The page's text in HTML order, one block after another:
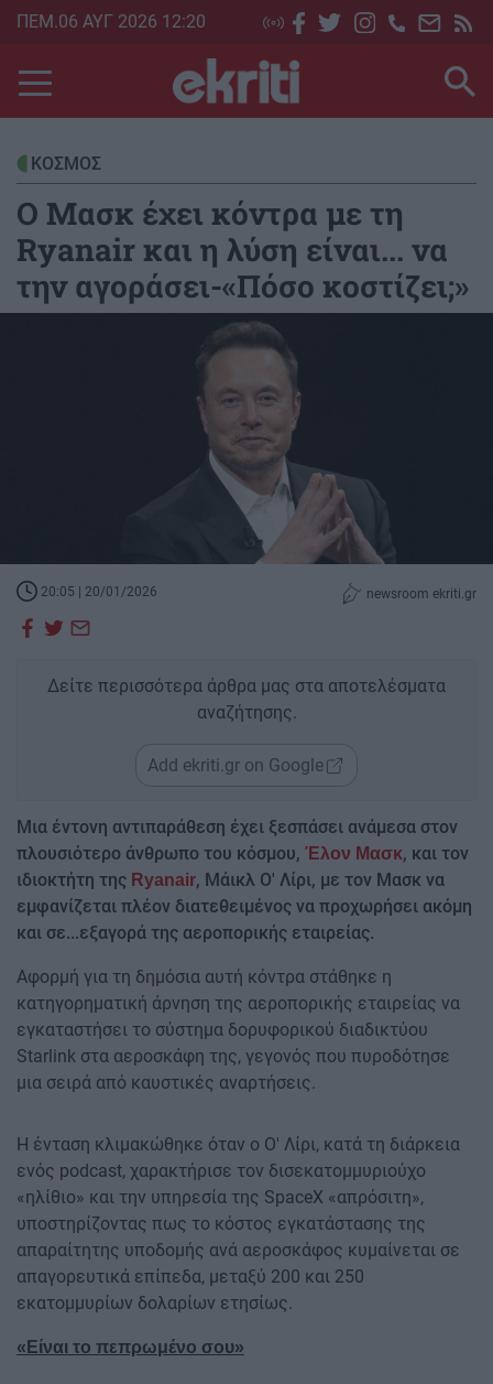
Skip
main
content
ΠΕΜ.06 ΑΥΓ 2026 12:20
ΚΟΣΜΟΣ
Ο Μασκ έχει κόντρα με τη
Ryanair και η λύση είναι... να
την αγοράσει-«Πόσο κοστίζει;»
20:05 | 20/01/2026 newsroom ekriti.gr
Δείτε περισσότερα άρθρα μας στα αποτελέσματα
αναζήτησης.
Add ekriti.gr on Google
Μια έντονη αντιπαράθεση έχει ξεσπάσει ανάμεσα στον
πλουσιότερο άνθρωπο του κόσμου, Έλον Μασκ, και τον
ιδιοκτήτη της Ryanair, Μάικλ Ο' Λίρι, με τον Μασκ να
εμφανίζεται πλέον διατεθειμένος να προχωρήσει ακόμη
και σε...εξαγορά της αεροπορικής εταιρείας.
Αφορμή για τη δημόσια αυτή κόντρα στάθηκε η
κατηγορηματική άρνηση της αεροπορικής εταιρείας να
εγκαταστήσει το σύστημα δορυφορικού διαδικτύου
Starlink στα αεροσκάφη της, γεγονός που πυροδότησε
μια σειρά από καυστικές αναρτήσεις.
Η ένταση κλιμακώθηκε όταν ο Ο' Λίρι, κατά τη διάρκεια
ενός podcast, χαρακτήρισε τον δισεκατομμυριούχο
«ηλίθιο» και την υπηρεσία της SpaceX «απρόσιτη»,
υποστηρίζοντας πως το κόστος εγκατάστασης της
απαραίτητης υποδομής ανά αεροσκάφος κυμαίνεται σε
απαγορευτικά επίπεδα, μεταξύ 200 και 250
εκατομμυρίων δολαρίων ετησίως.
«Είναι το πεπρωμένο σου»